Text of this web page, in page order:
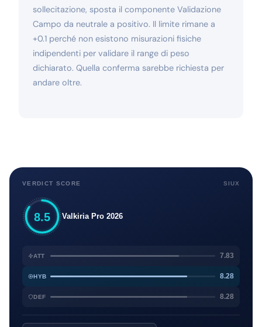
sollecitazione, sposta il componente Validazione
Campo da neutrale a positivo. Il limite rimane a
+0.1 perché non esistono misurazioni fisiche
indipendenti per validare il range di peso
dichiarato. Quella conferma sarebbe richiesta per
andare oltre.
VERDICT SCORE SIUX
8.5 Valkiria Pro 2026
ATT 7.83
HYB 8.28
DEF 8.28